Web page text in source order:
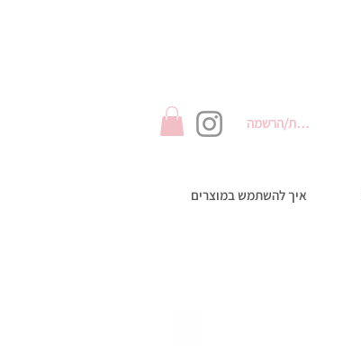
התחברות/הרשמה
איך להשתמש במוצרים